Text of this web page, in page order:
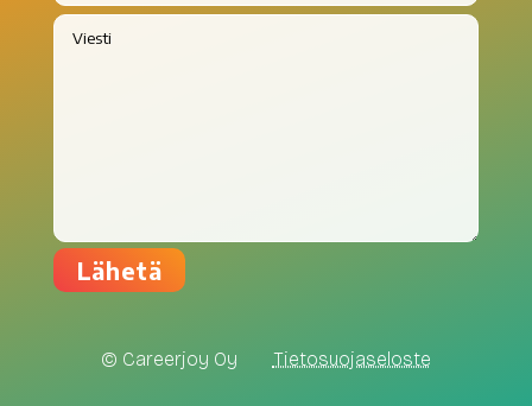
© Careerjoy Oy Tietosuojaseloste